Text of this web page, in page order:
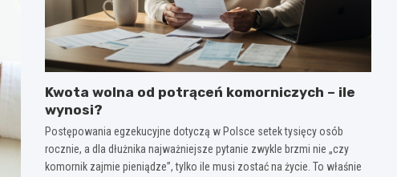
Kwota wolna od potrąceń komorniczych – ile
wynosi?
Postępowania egzekucyjne dotyczą w Polsce setek tysięcy osób
rocznie, a dla dłużnika najważniejsze pytanie zwykle brzmi nie „czy
komornik zajmie pieniądze”, tylko ile musi zostać na życie. To właśnie